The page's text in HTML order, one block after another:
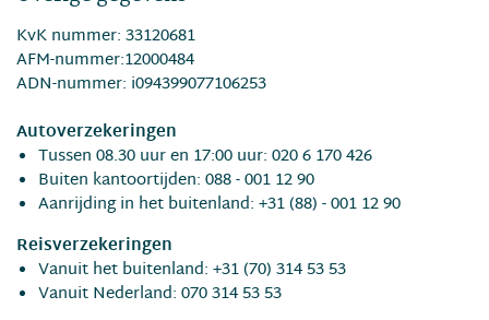
KvK nummer: 33120681
AFM-nummer:12000484
ADN-nummer: i094399077106253
Autoverzekeringen
Tussen 08.30 uur en 17:00 uur: 020 6 170 426
Buiten kantoortijden: 088 - 001 12 90
Aanrijding in het buitenland: +31 (88) - 001 12 90
Reisverzekeringen
Vanuit het buitenland: +31 (70) 314 53 53
Vanuit Nederland: 070 314 53 53